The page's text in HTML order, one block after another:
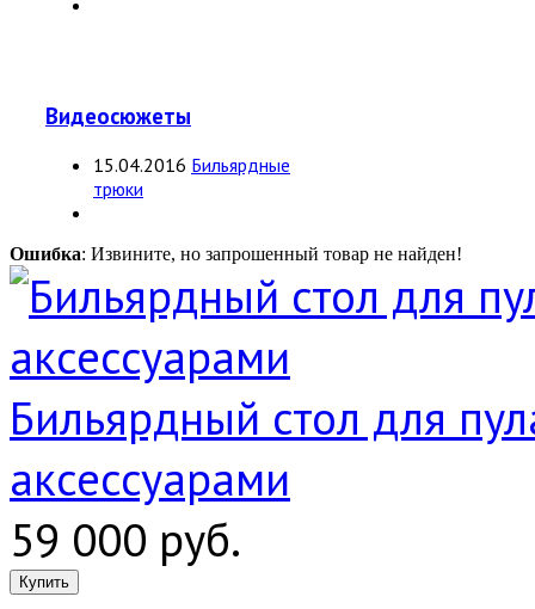
Видеосюжеты
15.04.2016 Бильярдные
трюки
Ошибка: Извините, но запрошенный товар не найден!
Бильярдный стол для
аксессуарами
59 000 руб.